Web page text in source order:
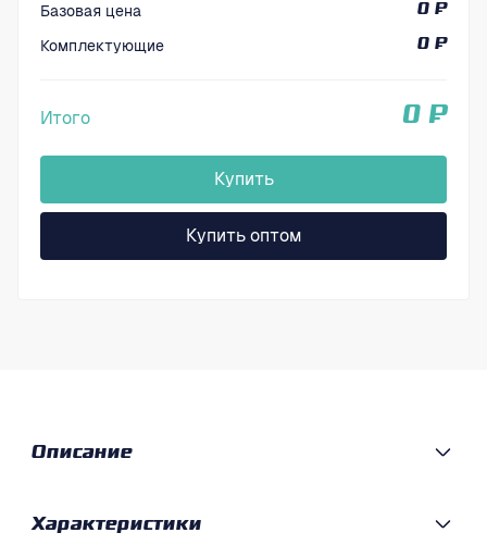
Базовая цена
0 ₽
Комплектующие
0 ₽
Итого 0 ₽
Купить
Купить оптом
Описание
Характеристики